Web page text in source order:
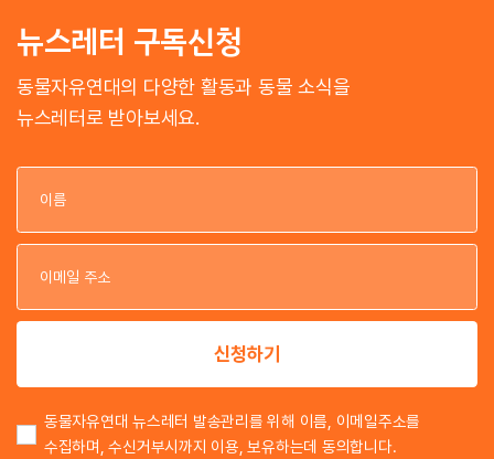
뉴스레터 구독신청
동물자유연대의 다양한 활동과 동물 소식을
뉴스레터로 받아보세요.
이
이
신청하기
동물자유연대 뉴스레터 발송관리를 위해 이름, 이메일주소를
수집하며, 수신거부시까지 이용, 보유하는데 동의합니다.